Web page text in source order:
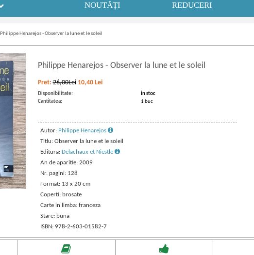
NOUTĂȚI REDUCERI
Philippe Henarejos - Observer la lune et le soleil
Philippe Henarejos - Observer la lune et le soleil
Pret:26,00Lei 10,40 Lei
Disponibilitate:
in stoc
Cantitatea:
1 buc
Autor: Philippe Henarejos
Titlu: Observer la lune et le soleil
Editura: Delachaux et Niestle
An de aparitie: 2009
Nr. pagini: 128
Format: 13 x 20 cm
Coperti: brosate
Carte in limba: franceza
Stare: buna
ISBN: 978-2-603-01582-7